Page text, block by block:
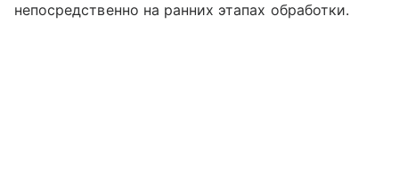
непосредственно на ранних этапах обработки.